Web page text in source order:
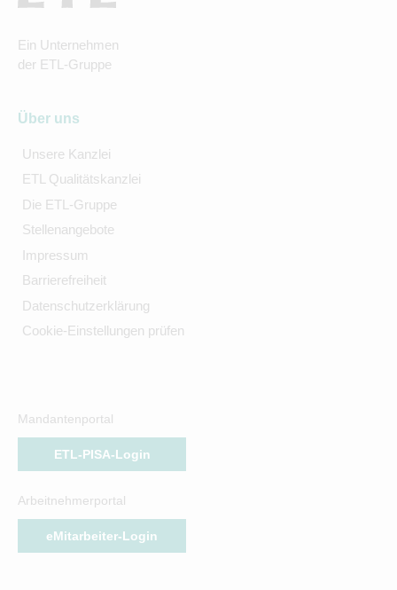
Ein Unternehmen
der ETL-Gruppe
Über uns
Unsere Kanzlei
ETL Qualitätskanzlei
Die ETL-Gruppe
Stellenangebote
Impressum
Barrierefreiheit
Datenschutzerklärung
Cookie-Einstellungen prüfen
Mandantenportal
ETL-PISA-Login
Arbeitnehmerportal
eMitarbeiter-Login